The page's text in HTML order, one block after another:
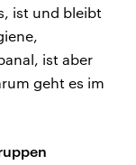
ist und bleibt
ist aber
geht es im